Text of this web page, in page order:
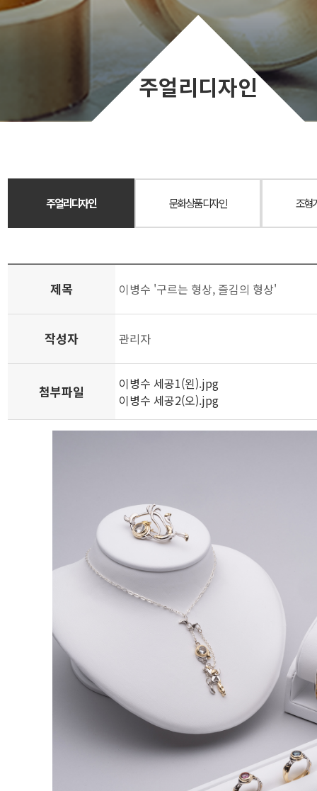
주얼리디자인
주얼리디자인 문화상품디자인 조형
제목 이병수 '구르는 형상, 즐김의 형상'
작성자 관리자
첨부파일
이병수 세공1(왼).jpg
이병수 세공2(오).jpg